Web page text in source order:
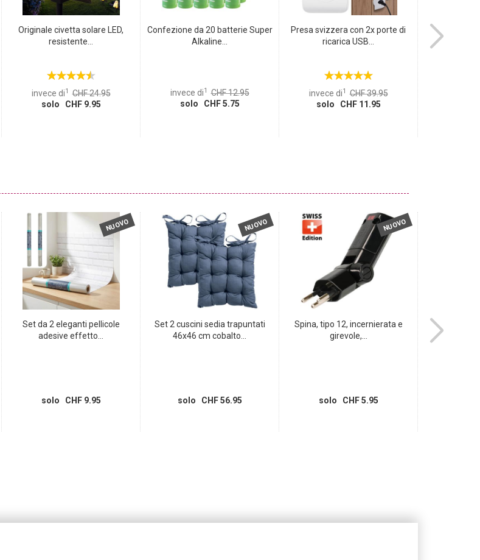
Originale civetta solare LED,
resistente...
invece di1 CHF 24.95
solo CHF 9.95
Confezione da 20 batterie Super
Alkaline...
invece di1 CHF 12.95
solo CHF 5.75
Presa svizzera con 2x porte di
ricarica USB...
invece di1 CHF 39.95
solo CHF 11.95
NUOVO
Set da 2 eleganti pellicole
adesive effetto...
solo CHF 9.95
NUOVO
Set 2 cuscini sedia trapuntati
46x46 cm cobalto...
solo CHF 56.95
NUOVO
Spina, tipo 12, incernierata e
girevole,...
solo CHF 5.95
Soffice